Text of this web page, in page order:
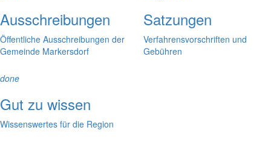
Ausschreibungen
Öffentliche Ausschreibungen der
Gemeinde Markersdorf
Satzungen
Verfahrensvorschriften und
Gebühren
done
Gut zu wissen
Wissenswertes für die Region